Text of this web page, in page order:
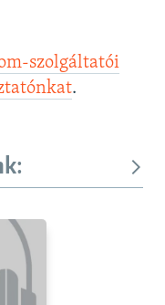
szolgáltatói
.